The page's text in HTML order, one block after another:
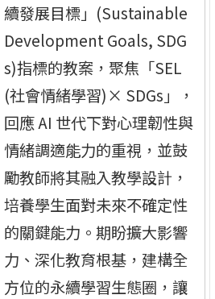
續發展目標」(Sustainable
Development Goals, SDG
s)指標的教案，聚焦「SEL
(社會情緒學習)× SDGs」，
回應 AI 世代下對心理韌性與
情緒調適能力的重視，並鼓
勵教師將其融入教學設計，
培養學生面對未來不確定性
的關鍵能力。期盼擴大影響
力、深化教育根基，建構全
方位的永續學習生態圈，讓